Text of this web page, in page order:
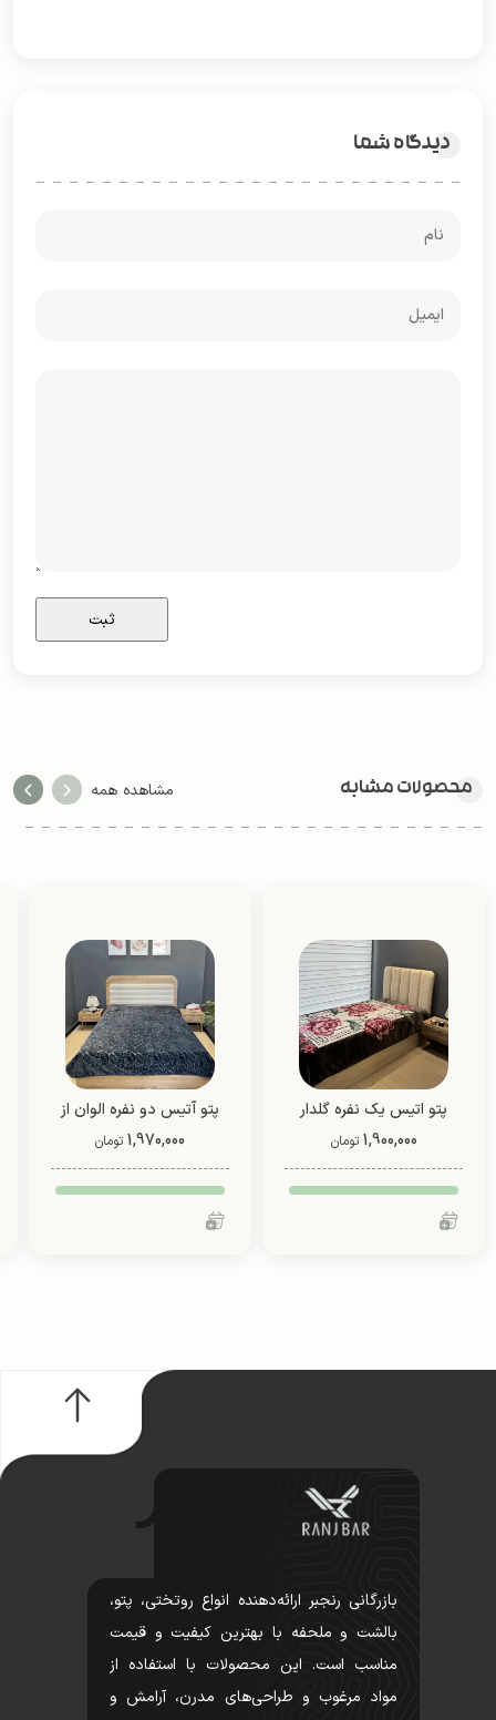
دیدگاه شما
محصولات مشابه مشاهده همه
پتو اتیس یک نفره گلدار
(طرح 1)
1,900,000 تومان
پتو آتیس دو نفره الوان از
شادیلون (طرح 1)
1,970,000 تومان
بازرگانی رنجبر ارائه‌دهنده انواع روتختی، پتو،
بالشت و ملحفه با بهترین کیفیت و قیمت
مناسب است. این محصولات با استفاده از
مواد مرغوب و طراحی‌های مدرن، آرامش و